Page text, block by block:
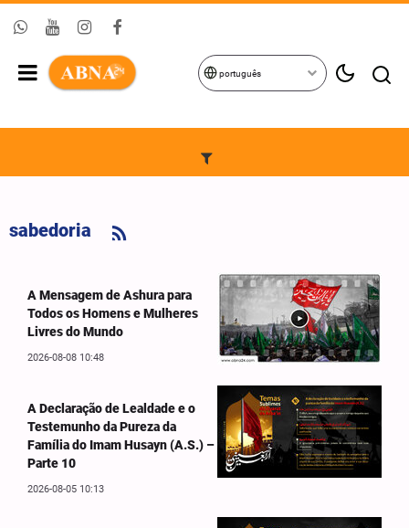
português
sabedoria
A Mensagem de Ashura para
Todos os Homens e Mulheres
Livres do Mundo
2026-08-08 10:48
A Declaração de Lealdade e o
Testemunho da Pureza da
Família do Imam Husayn (A.S.) –
Parte 10
2026-08-05 10:13